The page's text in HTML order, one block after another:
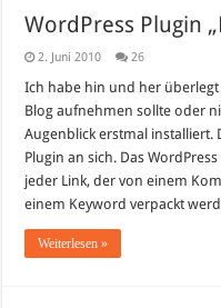
WordPress Plugin
2. Juni 2010 26
Ich habe hin und her
Blog aufnehmen sollte oder
Augenblick erstmal
Plugin an sich. Das
jeder Link, der von einem
einem Keyword verpackt
Weiterlesen »